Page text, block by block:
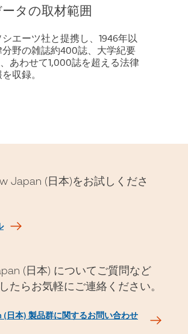
タの取材範囲
シエーツ社と提携し、1946年以
分野の雑誌約400誌、大学紀要
あわせて1,000誌を超える法律
収録。
Japan (日本)をお試しくださ
(日本) についてご質問など
たらお気軽にご連絡ください。
(日本) 製品群に関するお問い合わせ